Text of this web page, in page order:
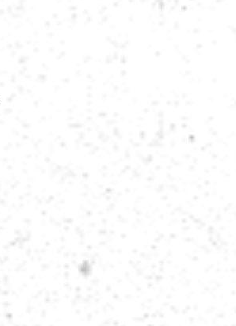
Română
Magyar
Indonesia
Українська